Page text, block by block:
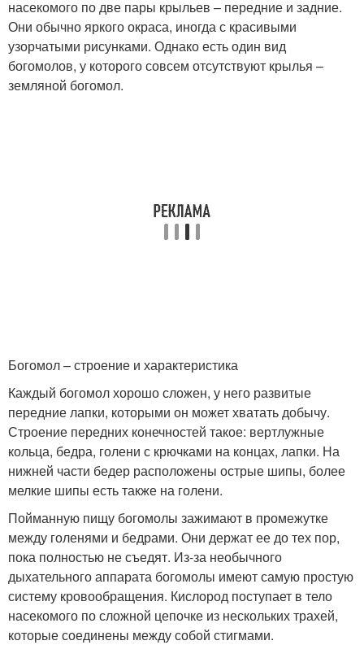
насекомого по две пары крыльев – передние и задние.
Они обычно яркого окраса, иногда с красивыми
узорчатыми рисунками. Однако есть один вид
богомолов, у которого совсем отсутствуют крылья –
земляной богомол.
Богомол – строение и характеристика
Каждый богомол хорошо сложен, у него развитые
передние лапки, которыми он может хватать добычу.
Строение передних конечностей такое: вертлужные
кольца, бедра, голени с крючками на концах, лапки. На
нижней части бедер расположены острые шипы, более
мелкие шипы есть также на голени.
Пойманную пищу богомолы зажимают в промежутке
между голенями и бедрами. Они держат ее до тех пор,
пока полностью не съедят. Из-за необычного
дыхательного аппарата богомолы имеют самую простую
систему кровообращения. Кислород поступает в тело
насекомого по сложной цепочке из нескольких трахей,
которые соединены между собой стигмами.